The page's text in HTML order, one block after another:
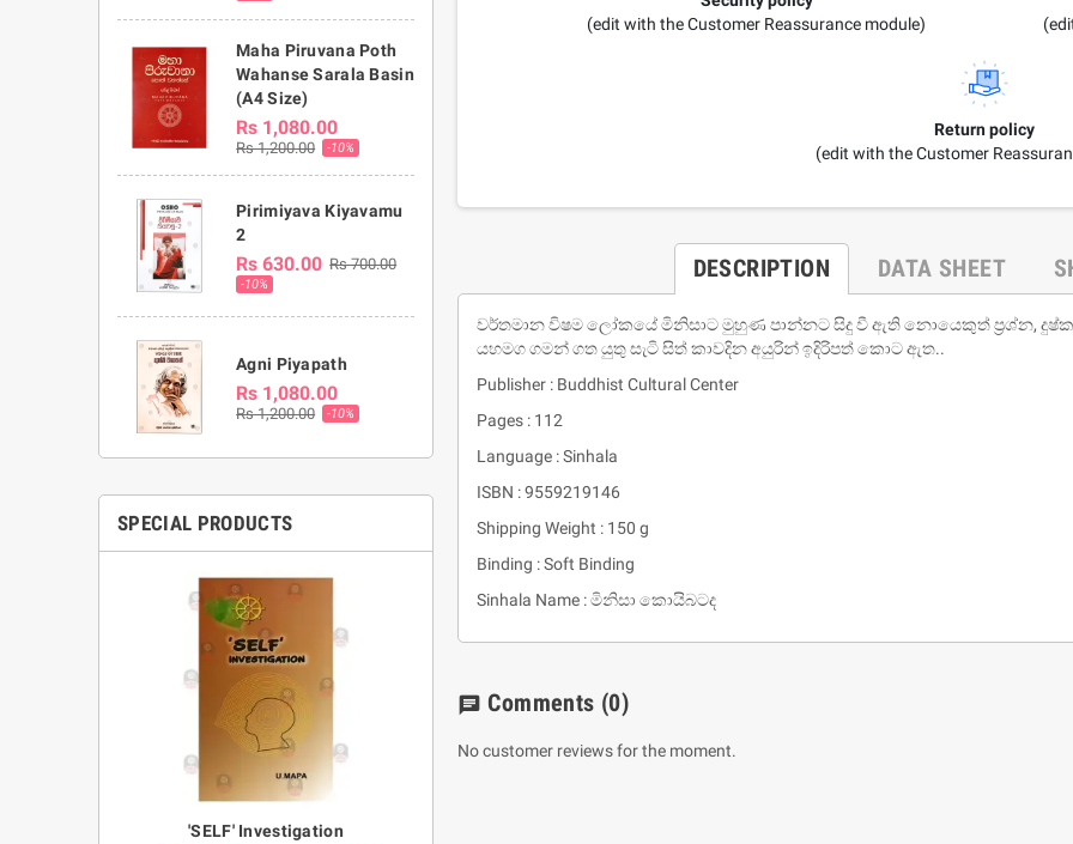
Maha Piruvana Poth
Wahanse Sarala Basin
(A4 Size)
Rs 1,080.00
Rs 1,200.00 -10%
Pirimiyava Kiyavamu
2
Rs 630.00 Rs 700.00
-10%
Agni Piyapath
Rs 1,080.00
Rs 1,200.00 -10%
SPECIAL PRODUCTS
'SELF' Investigation
(edit with the Customer Reassurance module)
Return policy
(edit with the Customer
DESCRIPTION DATA SHEET
වර්තමාන විෂම ලෝකයේ මිනිසාට මුහුණ පාන්නට සිදු වී ඇති නොයෙකුත් ප්‍රශ්න,
යහමග ගමන් ගත යුතු සැටි සිත් කාවදින අයුරින් ඉදිරිපත් කොට ඇත..
Publisher : Buddhist Cultural Center
Pages : 112
Language : Sinhala
ISBN : 9559219146
Shipping Weight : 150 g
Binding : Soft Binding
Sinhala Name : මිනිසා කොයිබටද
chat Comments (0)
No customer reviews for the moment.